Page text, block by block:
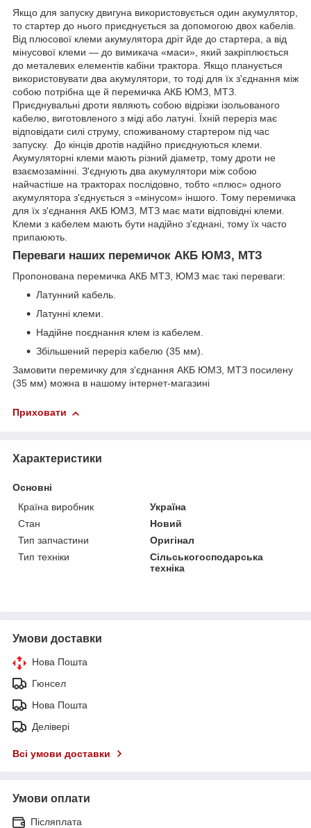
Якщо для запуску двигуна використовується один акумулятор,
то стартер до нього приєднується за допомогою двох кабелів.
Від плюсової клеми акумулятора дріт йде до стартера, а від
мінусової клеми — до вимикача «маси», який закріплюється
до металевих елементів кабіни трактора. Якщо планується
використовувати два акумулятори, то тоді для їх з'єднання між
собою потрібна ще й перемичка АКБ ЮМЗ, МТЗ.
Приєднувальні дроти являють собою відрізки ізольованого
кабелю, виготовленого з міді або латуні. Їхній переріз має
відповідати силі струму, споживаному стартером під час
запуску. До кінців дротів надійно приєднуються клеми.
Акумуляторні клеми мають різний діаметр, тому дроти не
взаємозамінні. З'єднують два акумулятори між собою
найчастіше на тракторах послідовно, тобто «плюс» одного
акумулятора з'єднується з «мінусом» іншого. Тому перемичка
для їх з'єднання АКБ ЮМЗ, МТЗ має мати відповідні клеми.
Клеми з кабелем мають бути надійно з'єднані, тому їх часто
припаюють.
Переваги наших перемичок АКБ ЮМЗ, МТЗ
Пропонована перемичка АКБ МТЗ, ЮМЗ має такі переваги:
Латунний кабель.
Латунні клеми.
Надійне поєднання клем із кабелем.
Збільшений переріз кабелю (35 мм).
Замовити перемичку для з'єднання АКБ ЮМЗ, МТЗ посилену
(35 мм) можна в нашому інтернет-магазині
Приховати
Характеристики
Основні
Країна виробник
Україна
Стан
Новий
Тип запчастини
Оригінал
Тип техніки
Сільськогосподарська
техніка
Умови доставки
Нова Пошта
Гюнсел
Нова Пошта
Делівері
Всі умови доставки
Умови оплати
Післяплата